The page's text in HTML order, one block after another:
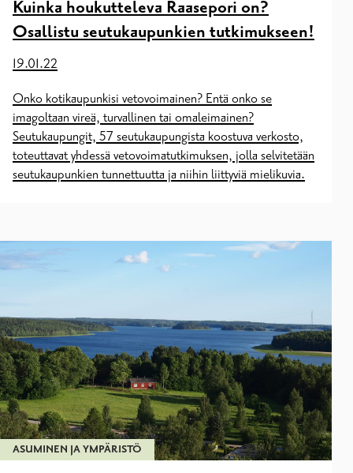
Kuinka houkutteleva Raasepori on?
Osallistu seutukaupunkien tutkimukseen!
19.01.22
Onko kotikaupunkisi vetovoimainen? Entä onko se
imagoltaan vireä, turvallinen tai omaleimainen?
Seutukaupungit, 57 seutukaupungista koostuva verkosto,
toteuttavat yhdessä vetovoimatutkimuksen, jolla selvitetään
seutukaupunkien tunnettuutta ja niihin liittyviä mielikuvia.
ASUMINEN JA YMPÄRISTÖ